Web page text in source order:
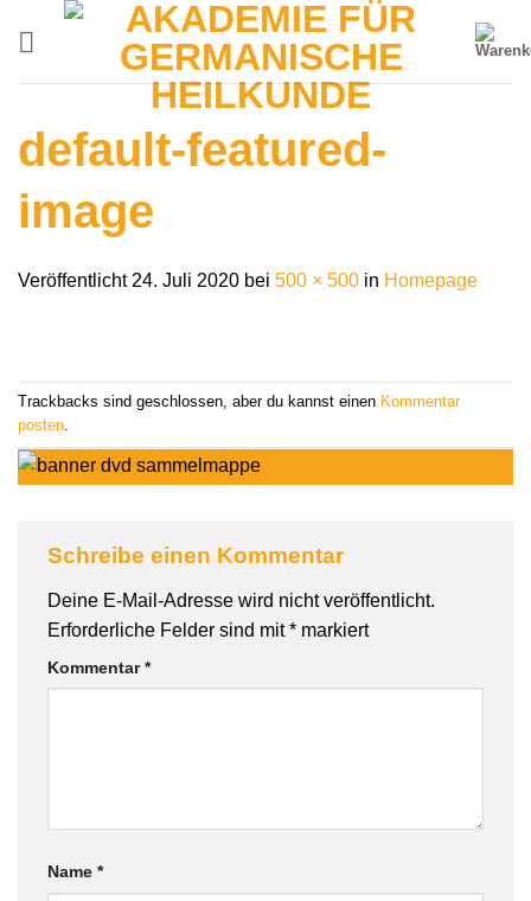
default-featured-
image
Veröffentlicht 24. Juli 2020 bei 500 × 500 in Homepage
Trackbacks sind geschlossen, aber du kannst einen Kommentar
posten.
Schreibe einen Kommentar
Deine E-Mail-Adresse wird nicht veröffentlicht.
Erforderliche Felder sind mit* markiert
Kommentar*
Name *